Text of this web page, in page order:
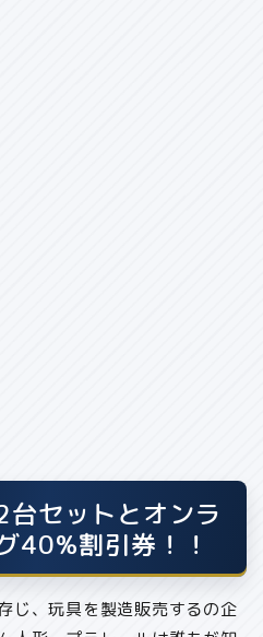
セットとオンラ
40%割引券！！
じ、玩具を製造販売するの企